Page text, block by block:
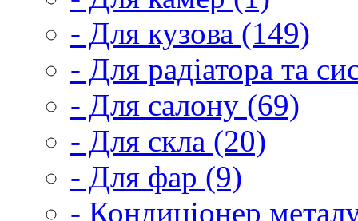
- Для кузова (149)
- Для радіатора та
- Для салону (69)
- Для скла (20)
- Для фар (9)
- Кондиціонер